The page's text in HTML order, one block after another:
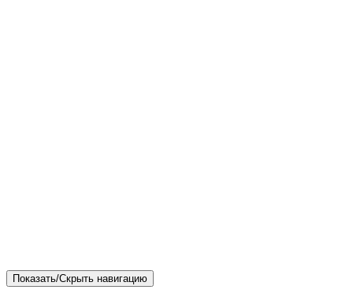
Показать/Скрыть навигацию